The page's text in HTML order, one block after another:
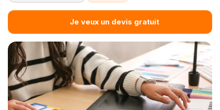
Je veux un devis gratuit